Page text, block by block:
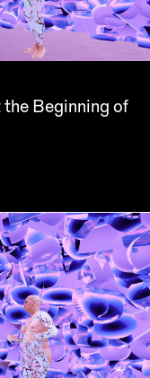
Beginning of